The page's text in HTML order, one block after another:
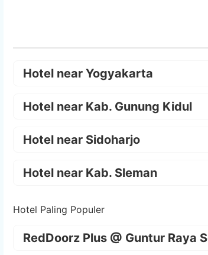
Hotel near Yogyakarta
Hotel near Kab. Gunung Kidul
Hotel near Sidoharjo
Hotel near Kab. Sleman
Hotel Paling Populer
RedDoorz Plus @ Guntur Raya